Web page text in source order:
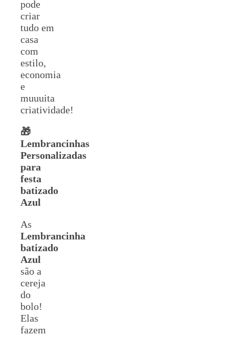
pode
criar
tudo em
casa
com
estilo,
economia
e
muuuita
criatividade!
🎁
Lembrancinhas
Personalizadas
para
festa
batizado
Azul
As
Lembrancinha
batizado
Azul
são a
cereja
do
bolo!
Elas
fazem